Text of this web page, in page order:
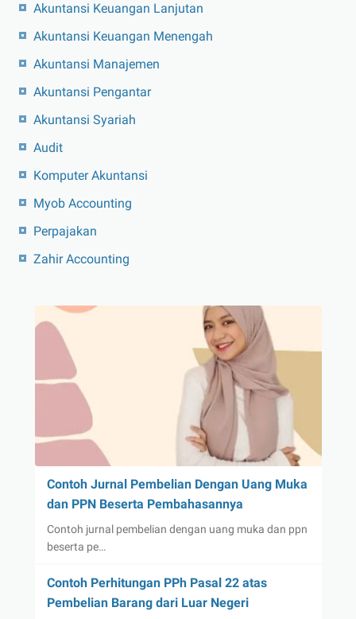
Akuntansi Keuangan Lanjutan
Akuntansi Keuangan Menengah
Akuntansi Manajemen
Akuntansi Pengantar
Akuntansi Syariah
Audit
Komputer Akuntansi
Myob Accounting
Perpajakan
Zahir Accounting
Contoh Jurnal Pembelian Dengan Uang Muka
dan PPN Beserta Pembahasannya
Contoh jurnal pembelian dengan uang muka dan ppn
beserta pe…
Contoh Perhitungan PPh Pasal 22 atas
Pembelian Barang dari Luar Negeri